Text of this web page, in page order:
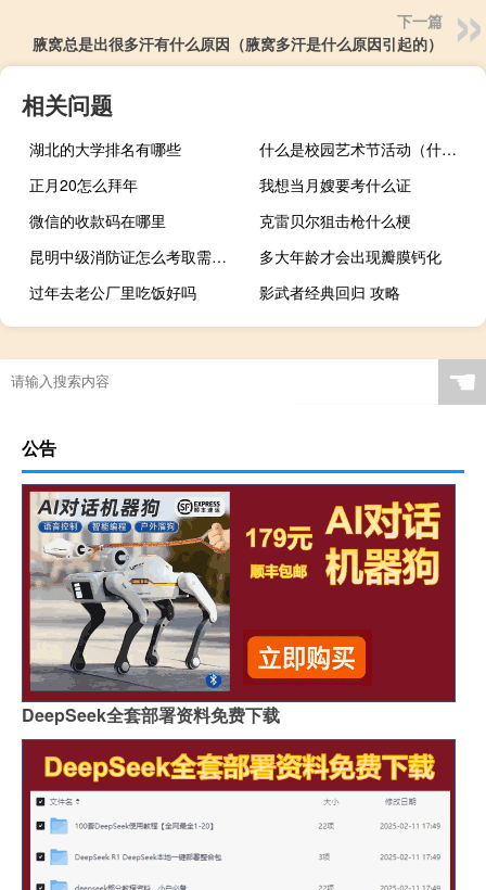
下一篇
腋窝总是出很多汗有什么原因（腋窝多汗是什么原因引起的）
相关问题
湖北的大学排名有哪些
什么是校园艺术节活动（什么是校园艺术节）
正月20怎么拜年
我想当月嫂要考什么证
微信的收款码在哪里
克雷贝尔狙击枪什么梗
昆明中级消防证怎么考取需要什么条件
多大年龄才会出现瓣膜钙化
过年去老公厂里吃饭好吗
影武者经典回归 攻略
☚
公告
DeepSeek全套部署资料免费下载